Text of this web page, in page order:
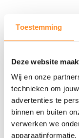
Toestemming
Deze website
Wij en onze
technieken om
advertenties te
binnen en buiten
verwerken we